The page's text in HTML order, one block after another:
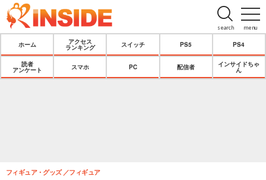
menu
search
ホーム
アクセス
ランキング
スイッチ PS5 PS4
読者
アンケート
スマホ PC 配信者
インサイドちゃ
ん
フィギュア・グッズ フィギュア